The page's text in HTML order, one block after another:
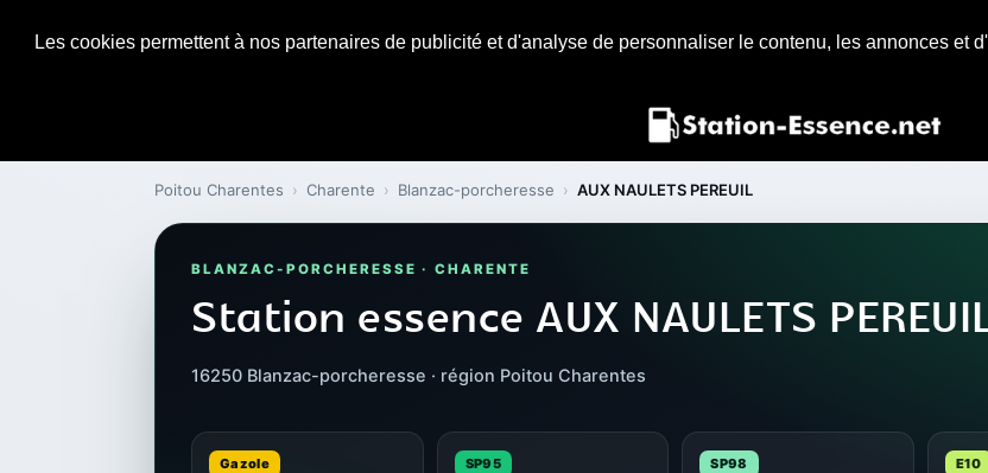
Les cookies permettent à nos partenaires de publicité et d'analyse de personnaliser le contenu, les annonces et
Poitou Charentes › Charente › Blanzac-porcheresse › AUX NAULETS PEREUIL
BLANZAC-PORCHERESSE · CHARENTE
Station essence AUX NAULETS
16250 Blanzac-porcheresse · région Poitou Charentes
Gazole SP95 SP98 E10